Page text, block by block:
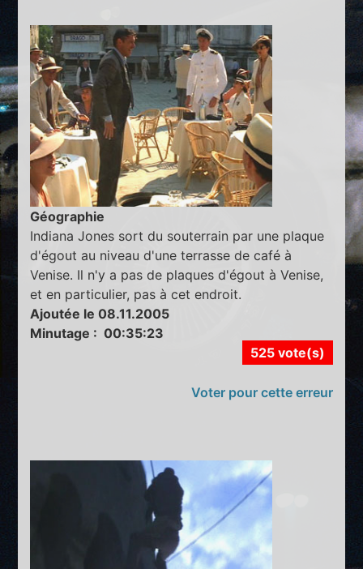
Géographie
Indiana Jones sort du souterrain par une plaque
d'égout au niveau d'une terrasse de café à
Venise. Il n'y a pas de plaques d'égout à Venise,
et en particulier, pas à cet endroit.
Ajoutée le 08.11.2005
Minutage : 00:35:23
525 vote(s)
Voter pour cette erreur